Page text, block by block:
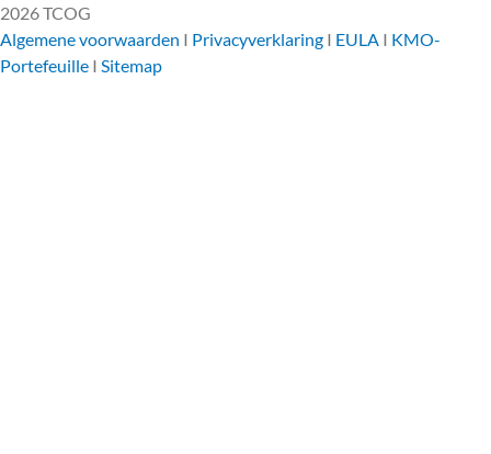
2026 TCOG
Algemene voorwaarden I Privacyverklaring I EULA I KMO-
Portefeuille I Sitemap